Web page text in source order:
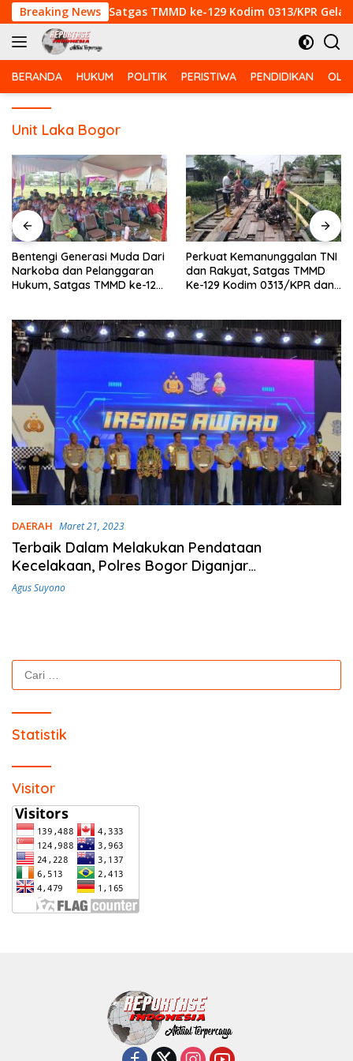
Langsung
ke
konten
Breaking News
Hukum, Satgas TMMD ke-129 Kodim 0313/KPR Gelar
BERANDA HUKUM POLITIK PERISTIWA PENDIDIKAN
Unit Laka Bogor
Bentengi Generasi Muda Dari
Narkoba dan Pelanggaran
Hukum, Satgas TMMD ke-129
Terap
Perkuat Kemanunggalan TNI
dan Rakyat, Satgas TMMD
Ke-129 Kodim 0313/KPR dan
Desa
DAERAH Maret 21, 2023
Terbaik Dalam Melakukan Pendataan
Kecelakaan, Polres Bogor Diganjar
Penghargaan dari Korlantas
Agus Suyono
Cari
untuk:
Statistik
Visitor